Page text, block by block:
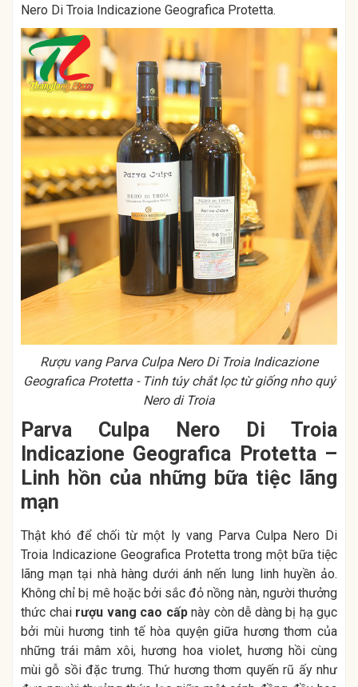
Nero Di Troia Indicazione Geografica Protetta.
Rượu vang Parva Culpa Nero Di Troia Indicazione
Geografica Protetta - Tinh túy chắt lọc từ giống nho quý
Nero di Troia
Parva Culpa Nero Di Troia
Indicazione Geografica Protetta –
Linh hồn của những bữa tiệc lãng
mạn
Thật khó để chối từ một ly vang Parva Culpa Nero Di
Troia Indicazione Geografica Protetta trong một bữa tiệc
lãng mạn tại nhà hàng dưới ánh nến lung linh huyền ảo.
Không chỉ bị mê hoặc bởi sắc đỏ nồng nàn, người thưởng
thức chai rượu vang cao cấpnày còn dễ dàng bị hạ gục
bởi mùi hương tinh tế hòa quyện giữa hương thơm của
những trái mâm xôi, hương hoa violet, hương hồi cùng
mùi gỗ sồi đặc trưng. Thứ hương thơm quyến rũ ấy như